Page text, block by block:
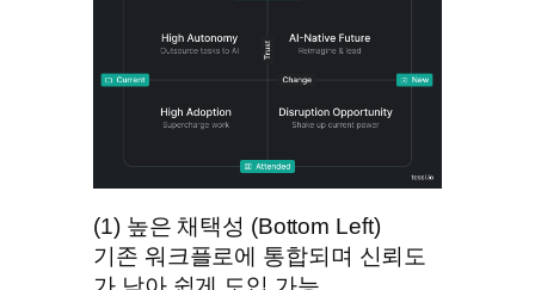
(1) 높은 채택성 (Bottom Left)
기존 워크플로에 통합되며 신뢰도